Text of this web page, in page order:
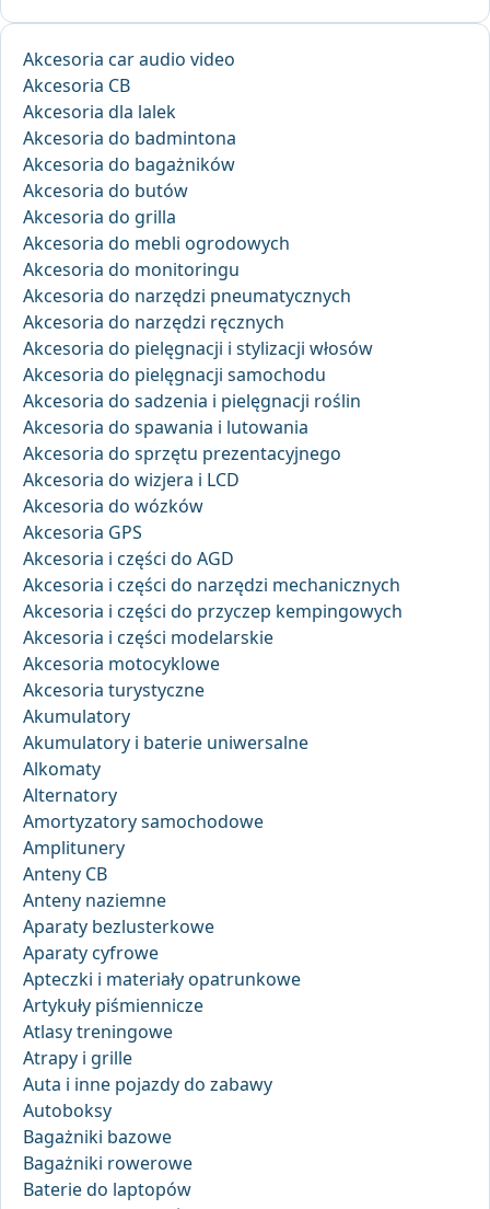
Akcesoria car audio video
Akcesoria CB
Akcesoria dla lalek
Akcesoria do badmintona
Akcesoria do bagażników
Akcesoria do butów
Akcesoria do grilla
Akcesoria do mebli ogrodowych
Akcesoria do monitoringu
Akcesoria do narzędzi pneumatycznych
Akcesoria do narzędzi ręcznych
Akcesoria do pielęgnacji i stylizacji włosów
Akcesoria do pielęgnacji samochodu
Akcesoria do sadzenia i pielęgnacji roślin
Akcesoria do spawania i lutowania
Akcesoria do sprzętu prezentacyjnego
Akcesoria do wizjera i LCD
Akcesoria do wózków
Akcesoria GPS
Akcesoria i części do AGD
Akcesoria i części do narzędzi mechanicznych
Akcesoria i części do przyczep kempingowych
Akcesoria i części modelarskie
Akcesoria motocyklowe
Akcesoria turystyczne
Akumulatory
Akumulatory i baterie uniwersalne
Alkomaty
Alternatory
Amortyzatory samochodowe
Amplitunery
Anteny CB
Anteny naziemne
Aparaty bezlusterkowe
Aparaty cyfrowe
Apteczki i materiały opatrunkowe
Artykuły piśmiennicze
Atlasy treningowe
Atrapy i grille
Auta i inne pojazdy do zabawy
Autoboksy
Bagażniki bazowe
Bagażniki rowerowe
Baterie do laptopów